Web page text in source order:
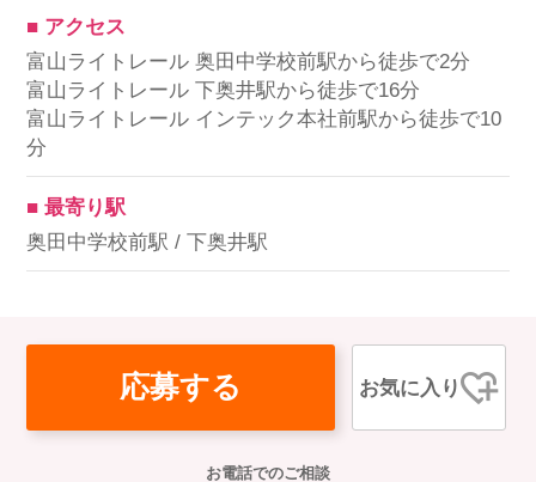
■ アクセス
富山ライトレール 奥田中学校前駅から徒歩で2分
富山ライトレール 下奥井駅から徒歩で16分
富山ライトレール インテック本社前駅から徒歩で10
分
■ 最寄り駅
奥田中学校前駅 / 下奥井駅
応募する お気に入り
お電話でのご相談